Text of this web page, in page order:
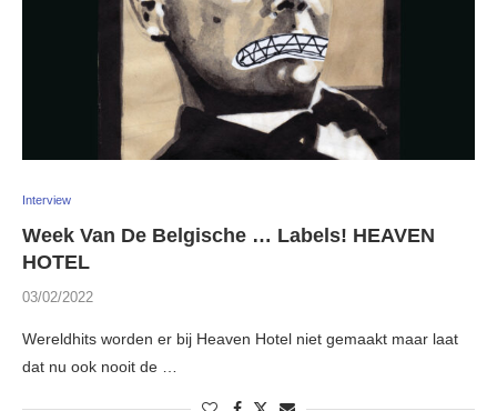
Interview
Week Van De Belgische … Labels! HEAVEN
HOTEL
03/02/2022
Wereldhits worden er bij Heaven Hotel niet gemaakt maar laat
dat nu ook nooit de …